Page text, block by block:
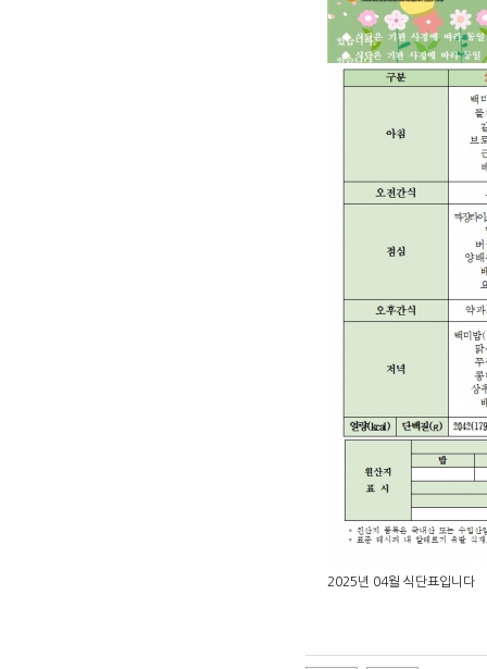
2025년 04월 식단표입니다